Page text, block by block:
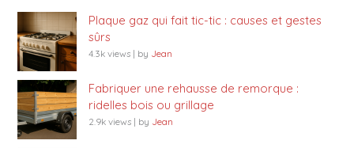
Plaque gaz qui fait tic-tic : causes et gestes
sûrs
4.3k views | by Jean
Fabriquer une rehausse de remorque :
ridelles bois ou grillage
2.9k views | by Jean